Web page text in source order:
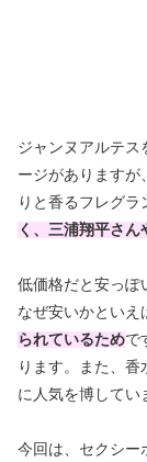
ジャンヌアルテス
ージがありますが
りと香るフレグラ
く、三浦翔平さ
低価格だと安っぽ
なぜ安いかといえ
られているためで
ります。また、
に人気を博してい
今回は、セクシー